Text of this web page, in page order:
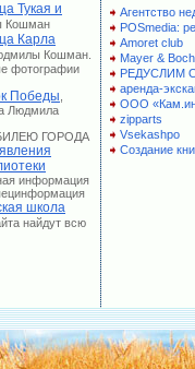
Тукая и
Кошман
Карла
Кошман.
фотографии
Победы
Людмила
ГОРОДА
информация
школа
найдут всю
Агентство
POSmedia:
Amoret club
Mayer & Boch
РЕДУСЛИМ
аренда-
ООО
zipparts
Vsekashpo
Создание